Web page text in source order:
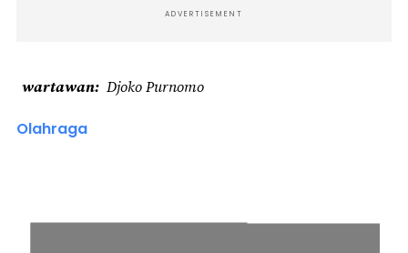
ADVERTISEMENT
wartawan Djoko Purnomo
Olahraga